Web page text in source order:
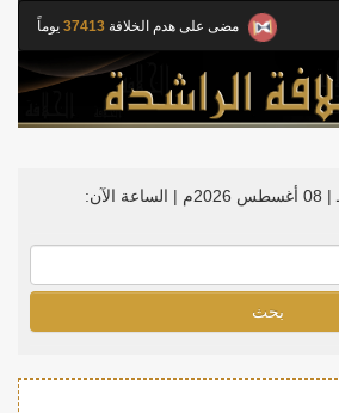
مضى على هدم الخلافة 37413 يوماً
الساعة الآن:
بحث